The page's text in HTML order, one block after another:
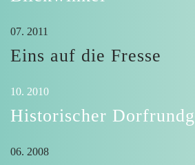
07. 2011
Eins auf die Fresse
10. 2010
Historischer
06. 2008